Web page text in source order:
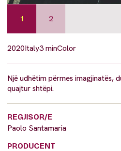
1 2
2020Italy3 minColor
Një udhëtim përmes imagjinatës,
quajtur shtëpi.
REGJISOR/E
Paolo Santamaria
PRODUCENT